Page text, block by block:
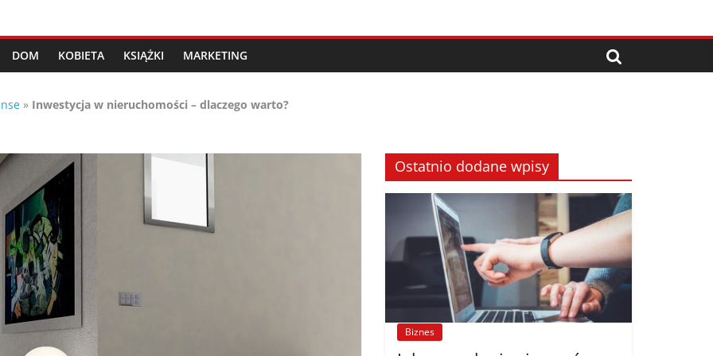
DOM KOBIETA KSIĄŻKI MARKETING
» Inwestycja w nieruchomości – dlaczego warto?
Ostatnio dodane wpisy
Biznes